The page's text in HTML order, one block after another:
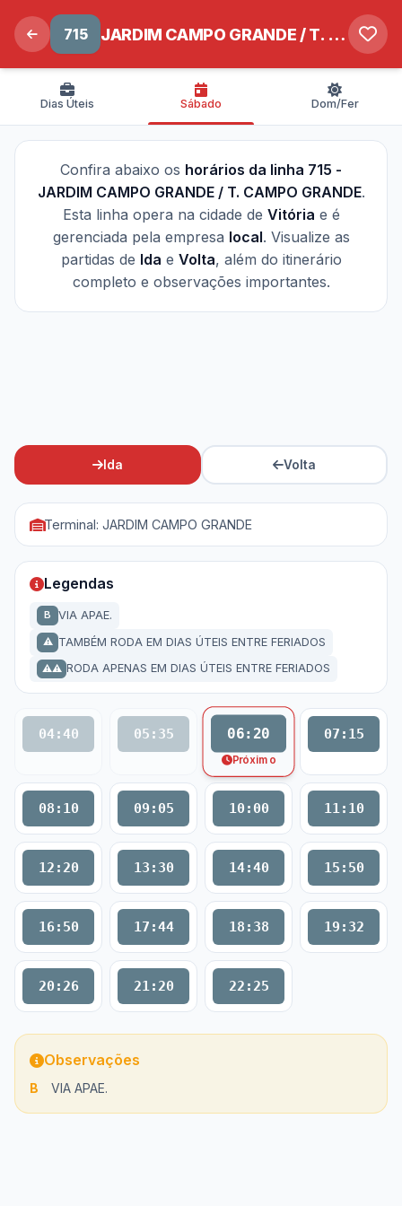
715 JARDIM CAMPO GRANDE / T. CAMPO GRANDE
Dias Úteis Sábado Dom/Fer
Confira abaixo os horários da linha 715 -
JARDIM CAMPO GRANDE / T. CAMPO GRANDE.
Esta linha opera na cidade de Vitória e é
gerenciada pela empresa local. Visualize as
partidas de Ida e Volta, além do itinerário
completo e observações importantes.
Ida Volta
Terminal: JARDIM CAMPO GRANDE
Legendas
B VIA APAE.
⚠ TAMBÉM RODA EM DIAS ÚTEIS ENTRE FERIADOS
⚠⚠ RODA APENAS EM DIAS ÚTEIS ENTRE FERIADOS
04:40 05:35 06:20
Próximo
07:15
08:10 09:05 10:00 11:10
12:20 13:30 14:40 15:50
16:50 17:44 18:38 19:32
20:26 21:20 22:25
Observações
B VIA APAE.